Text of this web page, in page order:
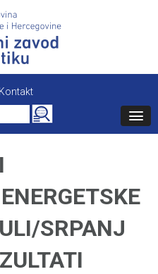
Kontakt
Search
for:
SRPANJ